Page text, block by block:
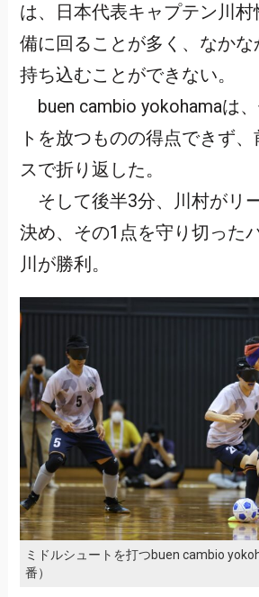
は、日本代表キャプテン川
備に回ることが多く、なか
持ち込むことができない。
buen cambio yokohamaは
トを放つものの得点できず
スで折り返した。
そして後半3分、川村がリ
決め、その1点を守り切った
川が勝利。
ミドルシュートを打つbuen cambio
番）